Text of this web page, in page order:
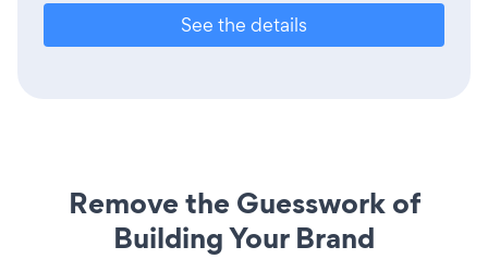
See the details
Remove the Guesswork of
Building Your Brand